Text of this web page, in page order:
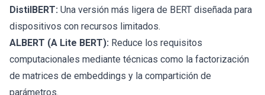
DistilBERT: Una versión más ligera de BERT diseñada para
dispositivos con recursos limitados.
ALBERT (A Lite BERT): Reduce los requisitos
computacionales mediante técnicas como la factorización
de matrices de embeddings y la compartición de
parámetros.